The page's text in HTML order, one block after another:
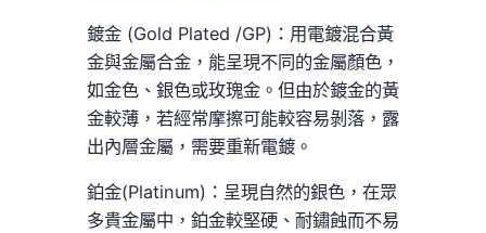
鍍金 (Gold Plated /GP)：用電鍍混合黃
金與金屬合金，能呈現不同的金屬顏色，
如金色、銀色或玫瑰金。但由於鍍金的黃
金較薄，若經常摩擦可能較容易剝落，露
出內層金屬，需要重新電鍍。
鉑金(Platinum)：呈現自然的銀色，在眾
多貴金屬中，鉑金較堅硬、耐鏽蝕而不易